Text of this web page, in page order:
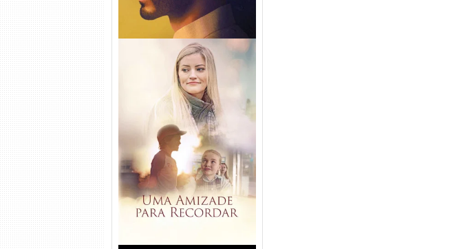
Uma Amizade para Recordar
Torrent (2025) WEB-DL 1080p
Dual Áudio